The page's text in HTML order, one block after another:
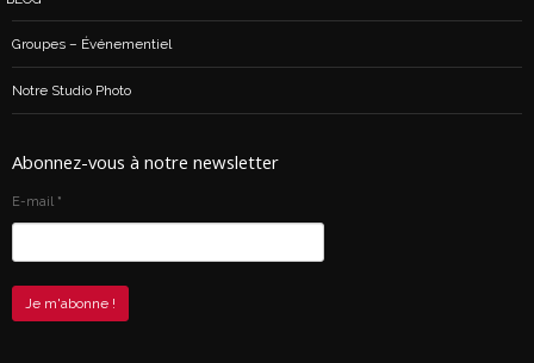
Groupes – Événementiel
Notre Studio Photo
Abonnez-vous à notre newsletter
E-mail *